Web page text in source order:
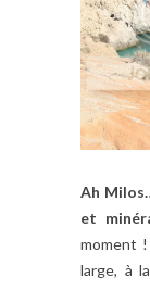
Ah
et
moment
large, à